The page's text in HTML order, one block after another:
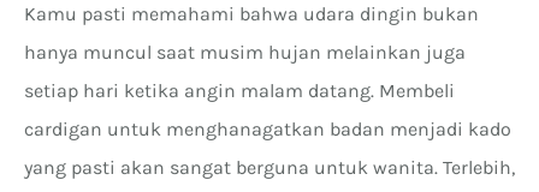
Kamu pasti memahami bahwa udara dingin bukan
hanya muncul saat musim hujan melainkan juga
setiap hari ketika angin malam datang. Membeli
cardigan untuk menghanagatkan badan menjadi kado
yang pasti akan sangat berguna untuk wanita. Terlebih,